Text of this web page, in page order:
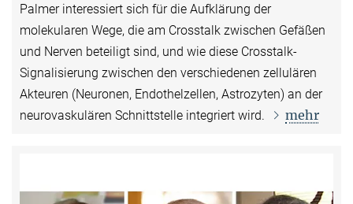
Palmerinteressiert sich für die Aufklärung der
molekularen Wege, die am Crosstalk zwischen Gefäßen
und Nerven beteiligt sind, und wie diese Crosstalk-
Signalisierung zwischen den verschiedenen zellulären
Akteuren (Neuronen, Endothelzellen, Astrozyten) an der
neurovaskulären Schnittstelle integriert wird.
mehr